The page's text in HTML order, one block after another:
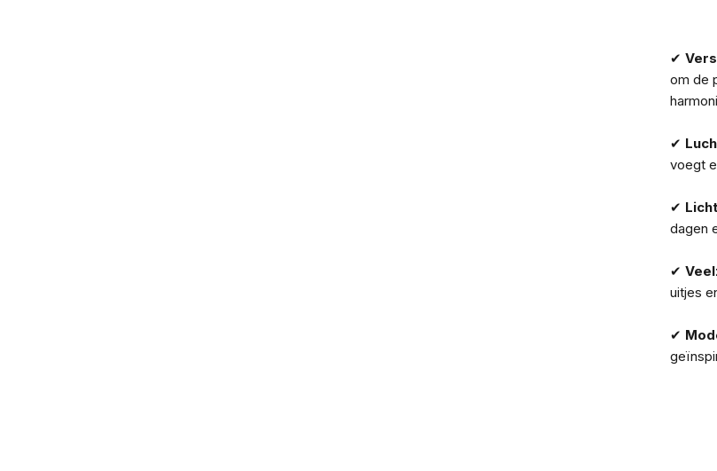
✔
om de
✔
voegt
✔
dagen
✔
uitjes
✔